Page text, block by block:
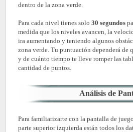
dentro de la zona verde.
Para cada nivel tienes solo 30 segundos
medida que los niveles avancen, la
ira aumentando y teniendo algunos
zona verde. Tu puntuación dependerá de
y de cuánto tiempo te lleve romper las
cantidad de puntos.
Análisis de
Para familiarizarte con la pantalla de
parte superior izquierda están todos los